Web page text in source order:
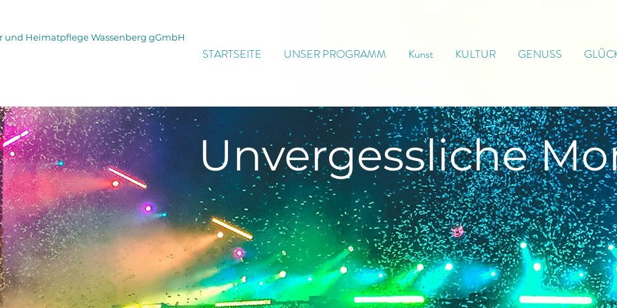
und Heimatpflege Wassenberg gGmbH
STARTSEITE UNSER PROGRAMM Kunst KULTUR GENUSS
Unvergessliche